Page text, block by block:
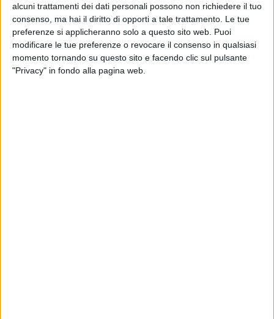
alcuni trattamenti dei dati personali possono non richiedere il tuo
consenso, ma hai il diritto di opporti a tale trattamento. Le tue
preferenze si applicheranno solo a questo sito web. Puoi
modificare le tue preferenze o revocare il consenso in qualsiasi
momento tornando su questo sito e facendo clic sul pulsante
"Privacy" in fondo alla pagina web.
prendere questa bella iniziativa. “Si cambia scuola, si
cresce e io volevo farle un regalo, anzi… farmi un
regalo”.